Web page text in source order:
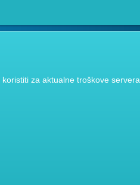
za aktualne troškove